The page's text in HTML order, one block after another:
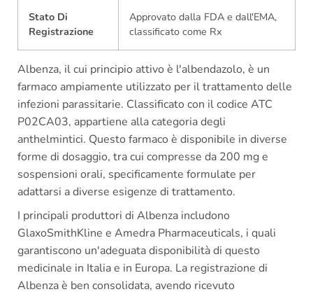
Stato Di
Registrazione
Approvato dalla FDA e dall'EMA,
classificato come Rx
Albenza, il cui principio attivo è l'albendazolo, è un
farmaco ampiamente utilizzato per il trattamento delle
infezioni parassitarie. Classificato con il codice ATC
P02CA03, appartiene alla categoria degli
anthelmintici. Questo farmaco è disponibile in diverse
forme di dosaggio, tra cui compresse da 200 mg e
sospensioni orali, specificamente formulate per
adattarsi a diverse esigenze di trattamento.
I principali produttori di Albenza includono
GlaxoSmithKline e Amedra Pharmaceuticals, i quali
garantiscono un'adeguata disponibilità di questo
medicinale in Italia e in Europa. La registrazione di
Albenza è ben consolidata, avendo ricevuto